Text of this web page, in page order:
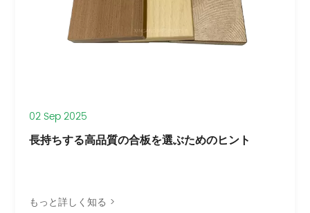
02 Sep 2025
長持ちする高品質の合板を選ぶためのヒント
もっと詳しく知る >